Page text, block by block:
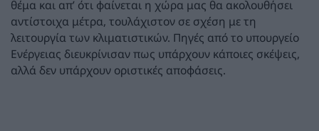
θέμα και απ’ ότι φαίνεται η χώρα μας θα ακολουθήσει
αντίστοιχα μέτρα, τουλάχιστον σε σχέση με τη
λειτουργία των κλιματιστικών. Πηγές από το υπουργείο
Ενέργειας διευκρίνισαν πως υπάρχουν κάποιες σκέψεις,
αλλά δεν υπάρχουν οριστικές αποφάσεις.